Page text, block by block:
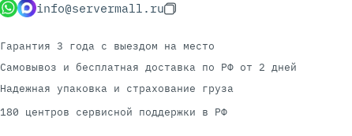
С 8 GPU
info@servermall.ru
Гарантия 3 года с выездом на место
Самовывоз и бесплатная доставка по РФ от 2 дней
Надежная упаковка и страхование груза
180 центров сервисной поддержки в РФ